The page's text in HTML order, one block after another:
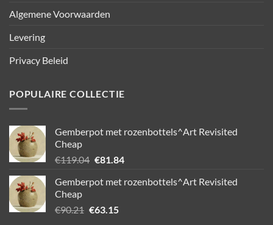
Algemene Voorwaarden
Levering
Privacy Beleid
POPULAIRE COLLECTIE
Gemberpot met rozenbottels^Art Revisited
Cheap
€119.04 Oorspronkelijke
was:
€81.84Huidige
is:
Gemberpot met rozenbottels^Art Revisited
Cheap
€90.21 Oorspronkelijke
€63.15Huidige